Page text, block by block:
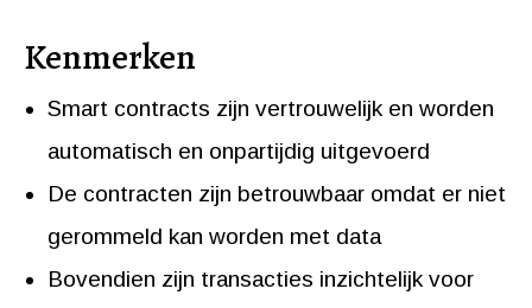
Kenmerken
Smart contracts zijn vertrouwelijk en worden
automatisch en onpartijdig uitgevoerd
De contracten zijn betrouwbaar omdat er niet
gerommeld kan worden met data
Bovendien zijn transacties inzichtelijk voor